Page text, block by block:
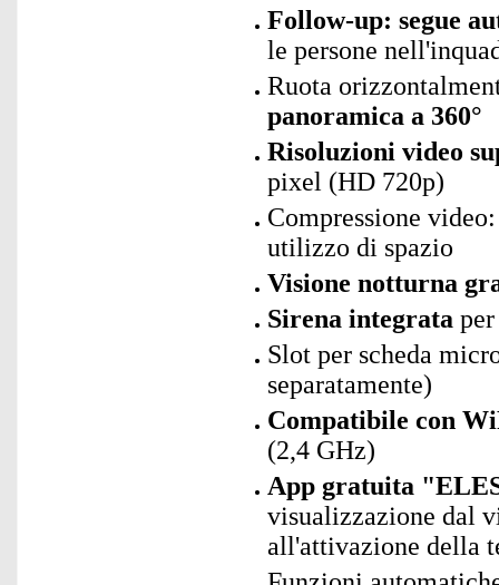
Follow-up: segue
le persone
Ruota
panoramica a 360°
Risoluzioni video
pixel (HD 720p)
Compressione
utilizzo di spazio
Visione notturna
Sirena integrata
Slot per scheda
separatamente)
Compatibile con
(2,4 GHz)
App gratuita
visualizzazione dal
all'attivazione della